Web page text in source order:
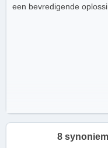
een bevredigende
8